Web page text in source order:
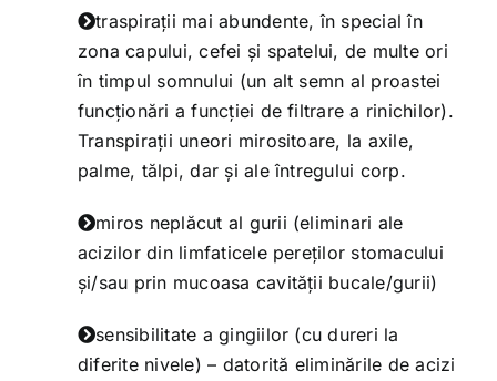
traspirații mai abundente, în special în
zona capului, cefei și spatelui, de multe ori
în timpul somnului (un alt semn al proastei
funcționări a funcției de filtrare a rinichilor).
Transpirații uneori mirositoare, la axile,
palme, tălpi, dar și ale întregului corp.
miros neplăcut al gurii (eliminari ale
acizilor din limfaticele pereților stomacului
și/sau prin mucoasa cavității bucale/gurii)
sensibilitate a gingiilor (cu dureri la
diferite nivele) – datorită eliminările de acizi